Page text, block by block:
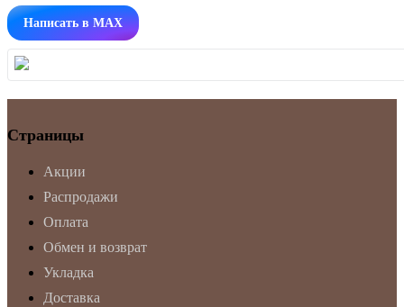
Написать в MAX
Страницы
Акции
Распродажи
Оплата
Обмен и возврат
Укладка
Доставка